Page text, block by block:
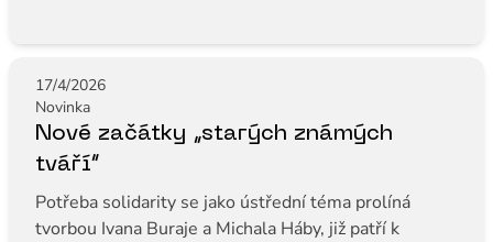
17/4/2026
Novinka
Nové začátky „starých známých
tváří“
Potřeba solidarity se jako ústřední téma prolíná
tvorbou Ivana Buraje a Michala Háby, již patří k